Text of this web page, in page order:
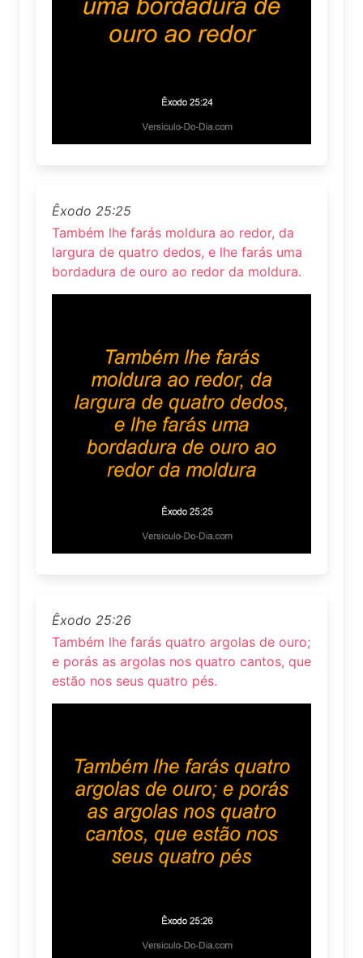
Êxodo 25:25
Também lhe farás moldura ao redor, da
largura de quatro dedos, e lhe farás uma
bordadura de ouro ao redor da moldura.
Êxodo 25:26
Também lhe farás quatro argolas de ouro;
e porás as argolas nos quatro cantos, que
estão nos seus quatro pés.